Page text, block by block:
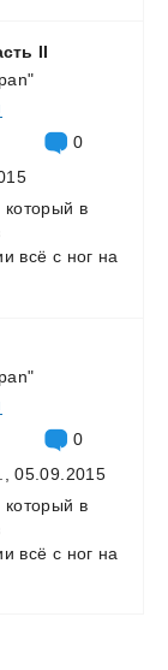
II
0
в
всё с ног на
0
05.09.2015
в
всё с ног на